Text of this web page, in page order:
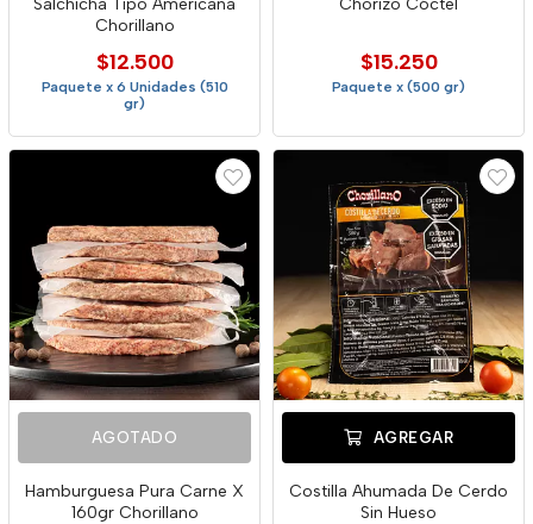
Salchicha Tipo Americana
Chorillano
$12.500
Paquete x 6 Unidades (510
gr)
Chorizo Cóctel
$15.250
Paquete x (500 gr)
AGOTADO
Hamburguesa Pura Carne X
160gr Chorillano
AGREGAR
Costilla Ahumada De Cerdo
Sin Hueso